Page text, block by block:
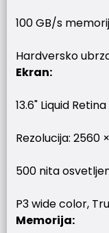
100 GB/s
Hardversko
Ekran:
13.6" Liquid
Rezolucija: 2560
500 nita
P3 wide color,
Memorija: